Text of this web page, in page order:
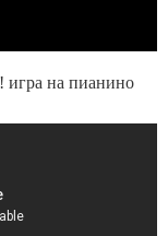
игра на пианино